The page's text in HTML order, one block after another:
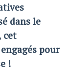
dans le
cet
pour
!